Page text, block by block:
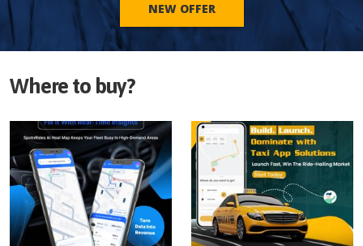
NEW OFFER
Where to buy?